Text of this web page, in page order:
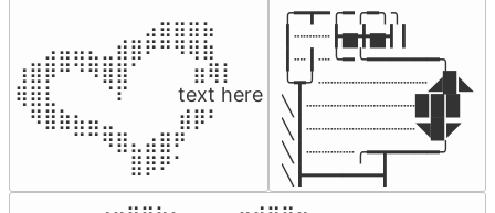
⠀⠀⠀⠀⠀⠀⠀⠀⠀⣠⣶⣶⣶⣦⠀⠀
⠀⠀⣠⣤⣤⣄⣀⣾⣿⠟⠛⠻⢿⣷⠀
⢰⣿⡿⠛⠙⠻⣿⣿⠁⠀⠀ ⠀⣶⢿⡇
⢿⣿⣇⠀⠀⠀⠈⠏⠀⠀⠀ text here
⠀⠻⣿⣷⣦⣤⣀⠀⠀⠀ ⠀⣾⡿⠃⠀
⠀⠀⠀⠀⠉⠉⠻⣿⣄⣴⣿⠟⠀⠀⠀
⠀⠀⠀⠀⠀⠀⠀⠀⣿⡿⠟⠁⠀⠀⠀
╭━┳━╭━╭━╮╮
┃┈┈┈┣▅╋▅┫┃
┃┈┃┈╰━╰━━━━━━╮
╰┳╯┈┈┈┈┈┈┈┈┈◢▉◣
╲┃┈┈┈┈┈┈┈┈┈▉▉▉
╲┃┈┈┈┈┈┈┈┈┈◥▉◤
╲┃┈┈┈┈╭━┳━━━━╯
╲┣━━━━━━┫﻿